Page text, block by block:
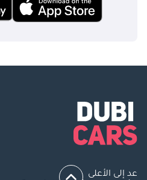
عد إلى الأعلى